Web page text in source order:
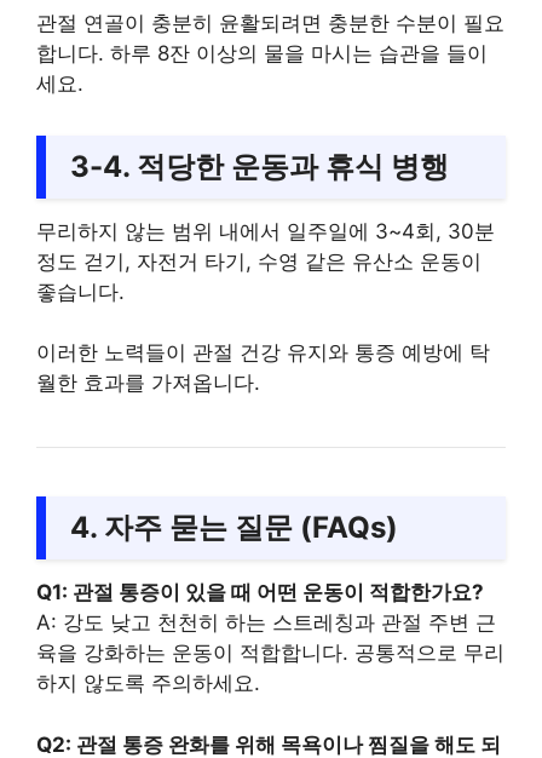
관절 연골이 충분히 윤활되려면 충분한 수분이 필요
합니다. 하루 8잔 이상의 물을 마시는 습관을 들이
세요.
3-4. 적당한 운동과 휴식 병행
무리하지 않는 범위 내에서 일주일에 3~4회, 30분
정도 걷기, 자전거 타기, 수영 같은 유산소 운동이
좋습니다.
이러한 노력들이 관절 건강 유지와 통증 예방에 탁
월한 효과를 가져옵니다.
4. 자주 묻는 질문 (FAQs)
Q1: 관절 통증이 있을 때 어떤 운동이 적합한가요?
A: 강도 낮고 천천히 하는 스트레칭과 관절 주변 근
육을 강화하는 운동이 적합합니다. 공통적으로 무리
하지 않도록 주의하세요.
Q2: 관절 통증 완화를 위해 목욕이나 찜질을 해도 되